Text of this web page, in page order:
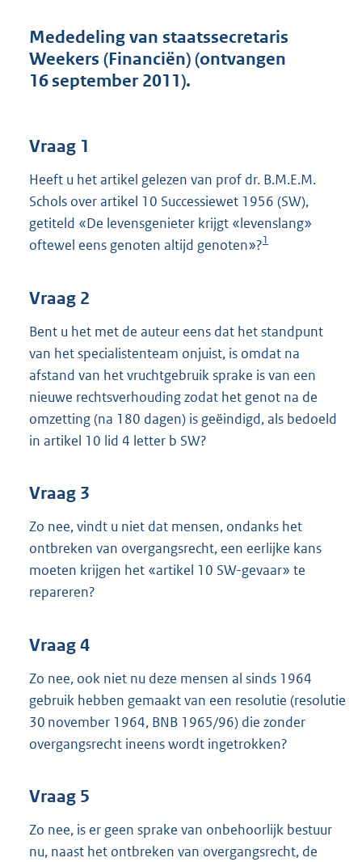
:
4
Mededeling van staatssecretaris
Weekers (Financiën) (ontvangen
16 september 2011).
Vraag 1
Heeft u het artikel gelezen van prof dr. B.M.E.M.
Schols over artikel 10 Successiewet 1956 (SW),
getiteld «De levensgenieter krijgt «levenslang»
oftewel eens genoten altijd genoten»?1
Vraag 2
Bent u het met de auteur eens dat het standpunt
van het specialistenteam onjuist, is omdat na
afstand van het vruchtgebruik sprake is van een
nieuwe rechtsverhouding zodat het genot na de
omzetting (na 180 dagen) is geëindigd, als bedoeld
in artikel 10 lid 4 letter b SW?
Vraag 3
Zo nee, vindt u niet dat mensen, ondanks het
ontbreken van overgangsrecht, een eerlijke kans
moeten krijgen het «artikel 10 SW-gevaar» te
repareren?
Vraag 4
Zo nee, ook niet nu deze mensen al sinds 1964
gebruik hebben gemaakt van een resolutie (resolutie
30 november 1964, BNB 1965/96) die zonder
overgangsrecht ineens wordt ingetrokken?
Vraag 5
Zo nee, is er geen sprake van onbehoorlijk bestuur
nu, naast het ontbreken van overgangsrecht, de